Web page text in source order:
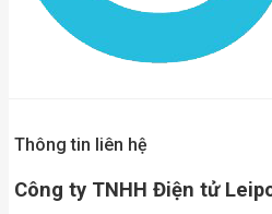
Thông tin liên hệ
Công ty TNHH Điện tử